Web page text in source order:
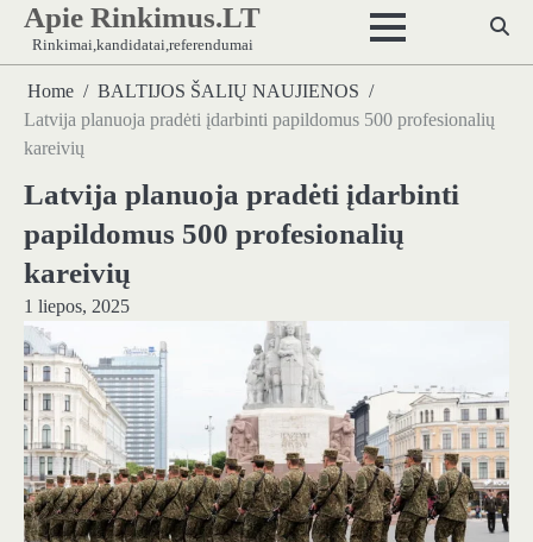
Skip
content
Apie Rinkimus.LT
Rinkimai,kandidatai,referendumai
Home
BALTIJOS ŠALIŲ NAUJIENOS
Latvija planuoja pradėti įdarbinti papildomus 500 profesionalių
kareivių
Latvija planuoja pradėti įdarbinti
papildomus 500 profesionalių
kareivių
1 liepos, 2025